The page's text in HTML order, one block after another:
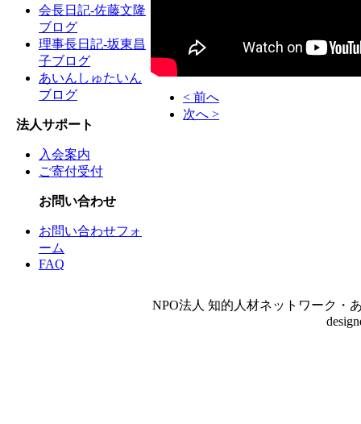
会長日記-佐藤文隆
ブログ
理事長日記-坂東昌
子ブログ
あいんしゅたいん
ブログ
法人サポート
入会案内
ご寄付受付
お問い合わせ
お問い合わせフォ
ーム
FAQ
< 前へ
次へ >
NPO法人 知的人材ネットワーク・